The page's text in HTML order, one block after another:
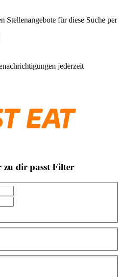
Stellenangebote für diese Suche per
jederzeit
zu dir passt Filter